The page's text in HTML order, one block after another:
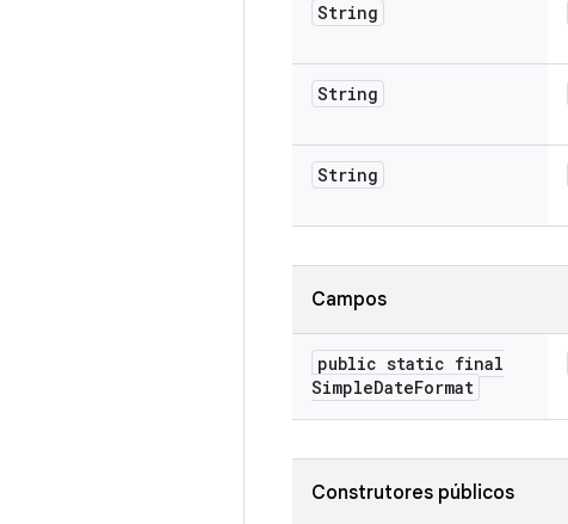
String
String
String
Campos
public static final
SimpleDateFormat
Construtores públicos